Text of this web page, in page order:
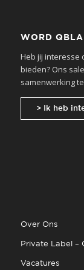
WORD
Heb jij interesse
bieden? Ons
samenwerking
> Ik heb
Over Ons
Private Label –
Vacatures